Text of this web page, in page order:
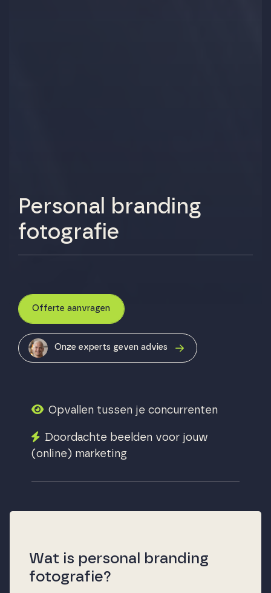
Personal branding
fotografie
Offerte aanvragen
Onze experts geven advies
Opvallen tussen je concurrenten
Doordachte beelden voor jouw
(online) marketing
Wat is personal branding
fotografie?